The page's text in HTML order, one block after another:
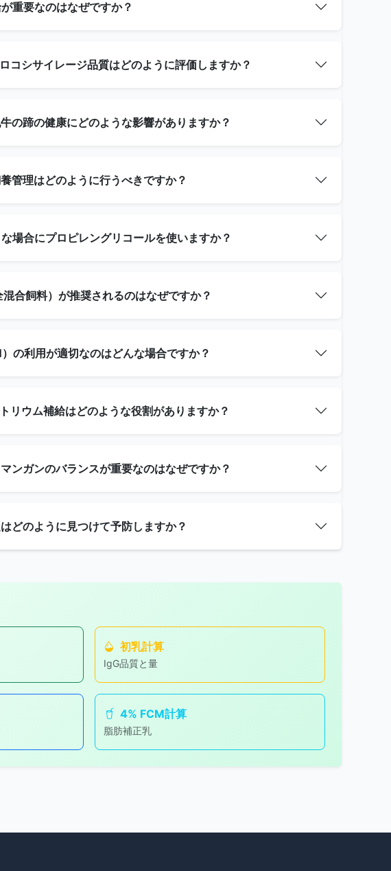
重要なのはなぜですか？
コシサイレージ品質はどのように評価しますか？
の蹄の健康にどのような影響がありますか？
管理はどのように行うべきですか？
場合にプロピレングリコールを使いますか？
合飼料）が推奨されるのはなぜですか？
の利用が適切なのはどんな場合ですか？
リウム補給はどのような役割がありますか？
ンガンのバランスが重要なのはなぜですか？
どのように見つけて予防しますか？
初乳計算
IgG品質と量
4% FCM計算
脂肪補正乳